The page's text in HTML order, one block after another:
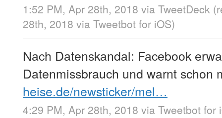
1:52 PM, Apr 28th, 2018 via TweetDeck
28th, 2018 via Tweetbot for iΟS)
Nach Datenskandal: Facebook
Datenmissbrauch und warnt
heise.de/newsticker/mel…
4:29 PM, Apr 28th, 2018 via Tweetbot for